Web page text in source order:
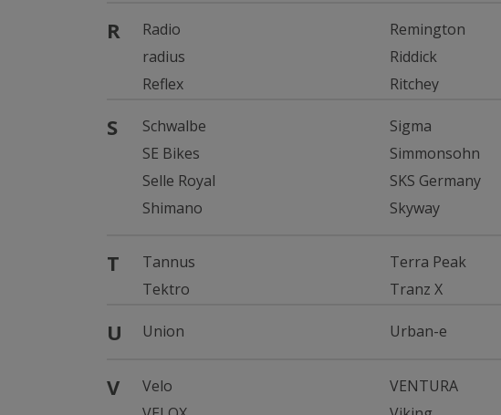
R
Radio
radius
Reflex
Remington
Riddick
Ritchey
S
Schwalbe
SE Bikes
Selle Royal
Shimano
Sigma
Simmonsohn
SKS Germany
Skyway
T
Tannus
Tektro
Terra Peak
Tranz X
U Union Urban-e
V
Velo
VENTURA